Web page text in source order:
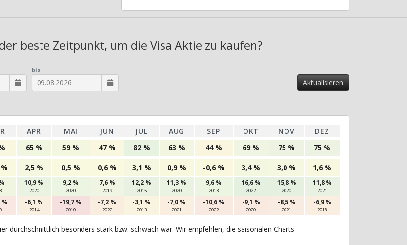
beste Zeitpunkt, um die Visa Aktie zu kaufen?
bis:
APR MAI JUN JUL AUG SEP OKT NOV DEZ
65 % 59 % 47 % 82 % 63 % 44 % 69 % 75 % 75 %
2,5 % 0,5 % 0,6 % 3,1 % 0,9 % -0,6 % 3,4 % 3,0 % 1,6 %
10,9 %
2020
9,2 %
2020
7,6 %
2019
12,2 %
2015
11,3 %
2020
9,6 %
2013
16,6 %
2022
15,8 %
2020
11,8 %
2021
% -6,1 %
2014
-19,7 %
2010
-7,2 %
2022
-3,1 %
2013
-7,0 %
2021
-10,6 %
2022
-9,1 %
2020
-8,5 %
2021
-6,9 %
2018
durchschnittlich besonders stark bzw. schwach war. Wir empfehlen, die saisonalen Charts